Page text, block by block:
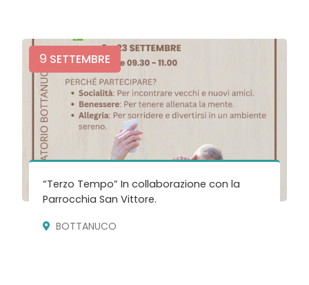
9 SETTEMBRE
“Terzo Tempo” In collaborazione con la
Parrocchia San Vittore.
BOTTANUCO